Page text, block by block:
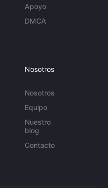
Apoyo
DMCA
Nosotros
Nosotros
Equipo
Nuestro
blog
Contacto